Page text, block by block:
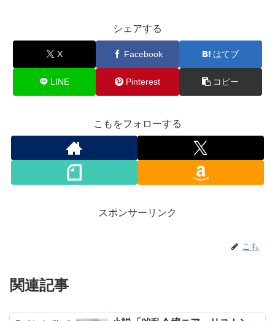
シェアする
X Facebook はてブ
LINE Pinterest コピー
こもをフォローする
スポンサーリンク
こも
関連記事